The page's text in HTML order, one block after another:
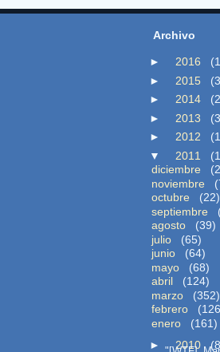
Archivo
► 2016
►
2015
►
2014
►
2013
►
2012
▼
2011
diciembre
noviembre
octubre
(22)
septiembre
agosto
(39)
julio
(65)
junio
(64)
mayo
(68)
abril
(124)
marzo
(352)
febrero
enero
(161)
► 2010